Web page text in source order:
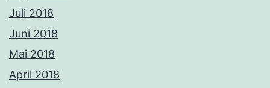
Juli 2018
Juni 2018
Mai 2018
April 2018